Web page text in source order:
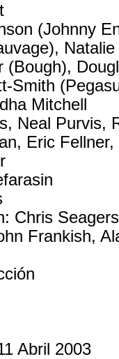
(Johnny
(Bough),
Smith
Mitchell
Neal Purvis,
Eric
Chris Seagers
Frankish,
Abril 2003